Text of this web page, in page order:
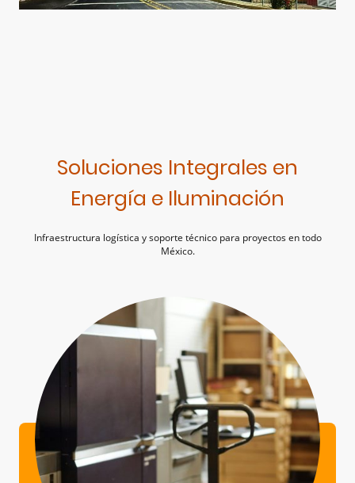
Soluciones Integrales en
Energía e Iluminación
Infraestructura logística y soporte técnico para proyectos en todo
México.